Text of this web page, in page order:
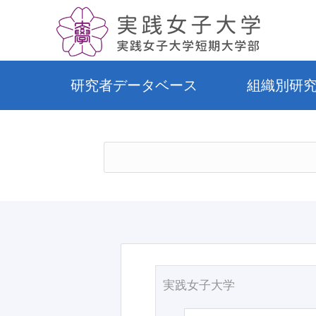
研究者データベース 組織別研
実践女子大学